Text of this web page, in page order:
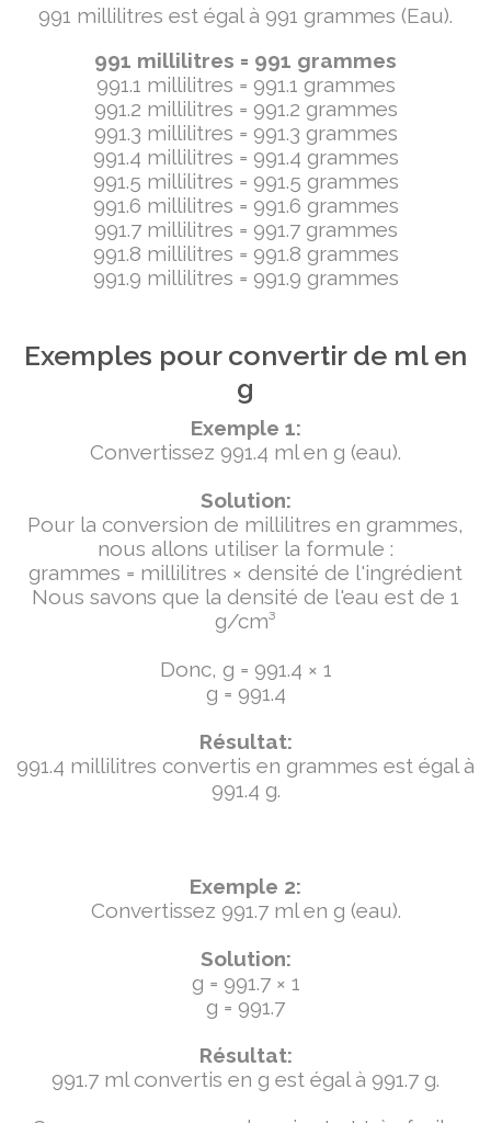
991 millilitres est égal à 991 grammes (Eau).
991 millilitres = 991 grammes
991.1 millilitres = 991.1 grammes
991.2 millilitres = 991.2 grammes
991.3 millilitres = 991.3 grammes
991.4 millilitres = 991.4 grammes
991.5 millilitres = 991.5 grammes
991.6 millilitres = 991.6 grammes
991.7 millilitres = 991.7 grammes
991.8 millilitres = 991.8 grammes
991.9 millilitres = 991.9 grammes
Exemples pour convertir de ml en
g
Exemple 1:
Convertissez 991.4 ml en g (eau).
Solution:
Pour la conversion de millilitres en grammes,
nous allons utiliser la formule :
grammes = millilitres × densité de l'ingrédient
Nous savons que la densité de l'eau est de 1
g/cm³
Donc, g = 991.4 × 1
g = 991.4
Résultat:
991.4 millilitres convertis en grammes est égal à
991.4 g.
Exemple 2:
Convertissez 991.7 ml en g (eau).
Solution:
g = 991.7 × 1
g = 991.7
Résultat:
991.7 ml convertis en g est égal à 991.7 g.